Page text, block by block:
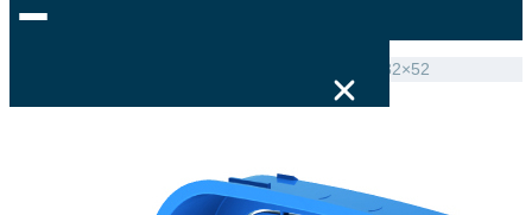
Hybalans+ Restriction ring 132×52